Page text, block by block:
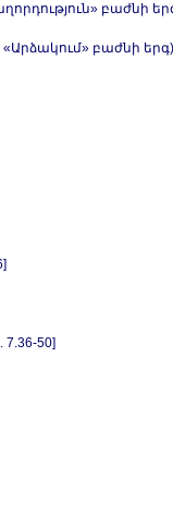
բաժնի
բաժնի երգ)
50]